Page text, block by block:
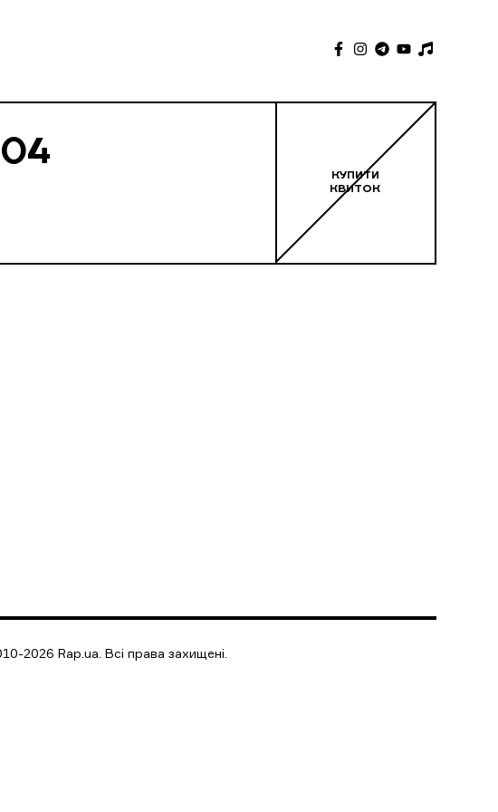
КУПИТИ
КВИТОК
2026 Rap.ua. Всі права захищені.